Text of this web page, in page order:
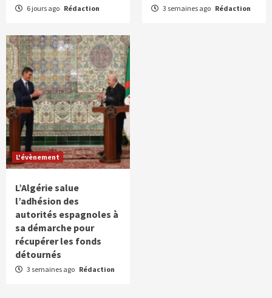
6 jours ago Rédaction 3 semaines ago Rédaction
L'évènement
L’Algérie salue
l’adhésion des
autorités espagnoles à
sa démarche pour
récupérer les fonds
détournés
3 semaines ago Rédaction